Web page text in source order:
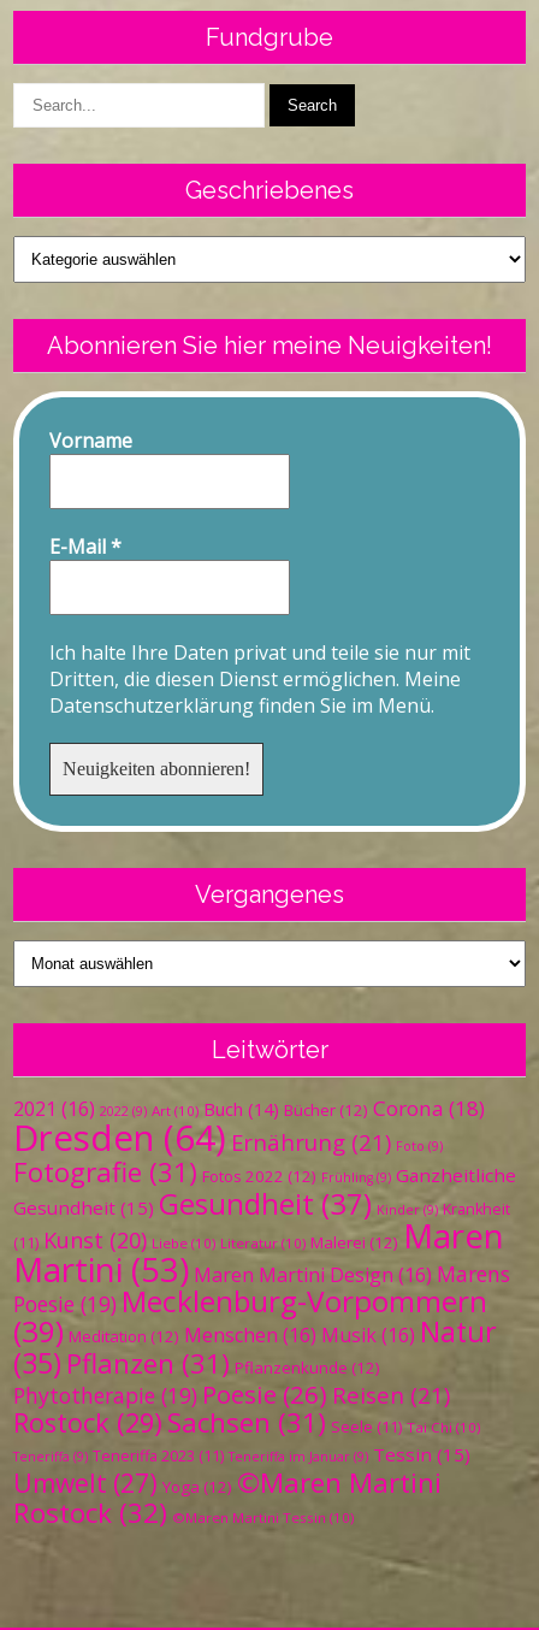
Fundgrube
Geschriebenes
Geschriebenes
Abonnieren Sie hier meine Neuigkeiten!
Vorname
E-Mail*
Ich halte Ihre Daten privat und teile sie nur mit
Dritten, die diesen Dienst ermöglichen. Meine
Datenschutzerklärung finden Sie im Menü.
Vergangenes
Vergangenes
Leitwörter
2021 (16) 2022 (9) Art (10) Buch (14) Bücher (12) Corona (18)
Dresden (64) Ernährung (21) Foto (9)
Fotografie (31) Fotos 2022 (12) Frühling (9) Ganzheitliche
Gesundheit (15) Gesundheit (37) Kinder (9) Krankheit
(11) Kunst (20) Liebe (10) Literatur (10) Malerei (12) Maren
Martini (53) Maren Martini Design (16) Marens
Poesie (19) Mecklenburg-Vorpommern
(39) Meditation (12) Menschen (16) Musik(16) Natur
(35) Pflanzen (31) Pflanzenkunde (12)
Phytotherapie (19) Poesie (26) Reisen (21)
Rostock (29) Sachsen (31) Seele (11) Tai Chi (10)
Teneriffa (9) Teneriffa 2023 (11) Teneriffa im Januar (9) Tessin (15)
Umwelt (27) Yoga (12) ©Maren Martini
Rostock (32) ©Maren Martini Tessin (10)